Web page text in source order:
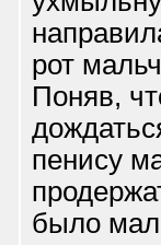
рот
Поняв,
пенису
было